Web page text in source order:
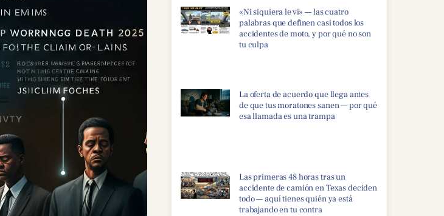
«Ni siquiera le vi» — las cuatro
palabras que definen casi todos los
accidentes de moto, y por qué no son
tu culpa
La oferta de acuerdo que llega antes
de que tus moratones sanen — por qué
esa llamada es una trampa
Las primeras 48 horas tras un
accidente de camión en Texas deciden
todo — aquí tienes quién ya está
trabajando en tu contra